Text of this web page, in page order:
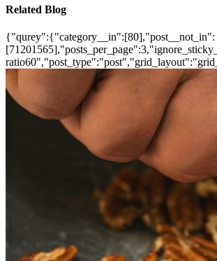
Related Blog
{"qurey":{"category__in":[80],"post__not_in":